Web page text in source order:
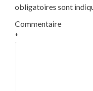
obligatoires sont
Commentaire
*